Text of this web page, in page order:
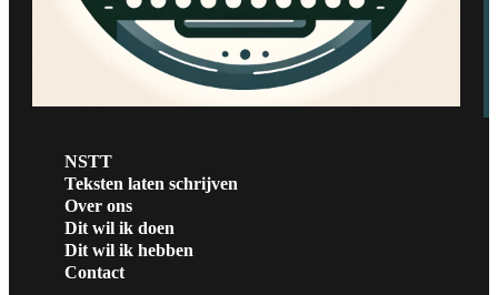
NSTT
Teksten laten schrijven
Over ons
Dit wil ik doen
Dit wil ik hebben
Contact